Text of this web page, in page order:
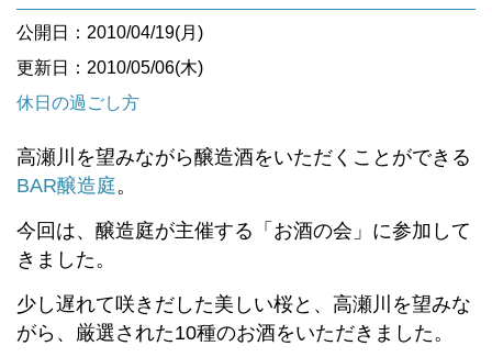
公開日：2010/04/19(月)
更新日：2010/05/06(木)
休日の過ごし方
高瀬川を望みながら醸造酒をいただくことができる
BAR醸造庭。
今回は、醸造庭が主催する「お酒の会」に参加して
きました。
少し遅れて咲きだした美しい桜と、高瀬川を望みな
がら、厳選された10種のお酒をいただきました。